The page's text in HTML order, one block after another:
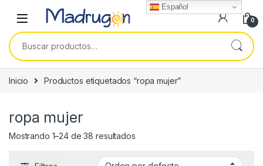
0
Buscar por:
Inicio Productos etiquetados “ropa mujer”
ropa mujer
Mostrando 1–24 de 38 resultados
Español